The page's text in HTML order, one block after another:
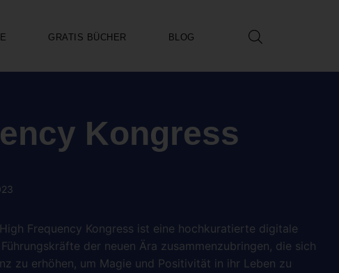
GRATIS BÜCHER BLOG
Kongress
Frequency Kongress ist eine hochkuratierte digitale
der neuen Ära zusammenzubringen, die sich
zu erhöhen, um Magie und Positivität in ihr Leben zu